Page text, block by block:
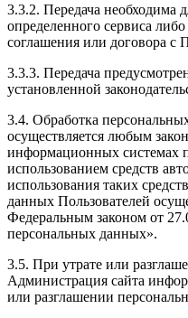
3.3.2. Передача необходима
определенного сервиса
соглашения или договора с
3.3.3. Передача
установленной
3.4. Обработка
осуществляется любым
информационных системах
использованием средств
использования таких
данных Пользователей
Федеральным законом от
персональных данных».
3.5. При утрате или
Администрация сайта
или разглашении